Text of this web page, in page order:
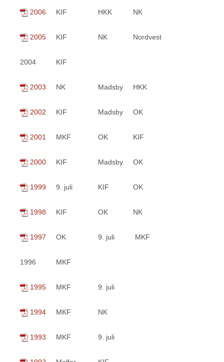
2006 KIF HKK NK
2005 KIF NK Nordvest
2004 KIF
2003 NK Madsby HKK
2002 KIF Madsby OK
2001 MKF OK KIF
2000 KIF Madsby OK
1999 9. juli KIF OK
1998 KIF OK NK
1997 OK 9. juli MKF
1996 MKF
1995 MKF 9. juli
1994 MKF NK
1993 MKF 9. juli